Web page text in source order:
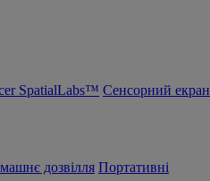
SpatialLabs™ Сенсорний екран
дозвілля Портативні